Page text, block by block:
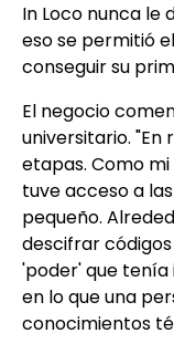
In Loco nunca le
eso se permitió
conseguir su
El negocio
universitario. "En
etapas. Como
tuve acceso a
pequeño.
descifrar
'poder' que tenía
en lo que una
conocimientos